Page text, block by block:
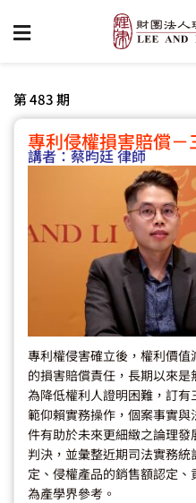
第 483 期
專利侵權損害賠償－
講者：蔡昀廷 律師
專利權侵害確立後，權利價
的損害賠償責任，長期以來
為降低權利人證明困難，訂
範仰賴實務操作，個案事實
件有助於未來更細緻之論理
判決，並彙整近期司法實務
定、侵權產品的銷售額認定
為產學界參考。